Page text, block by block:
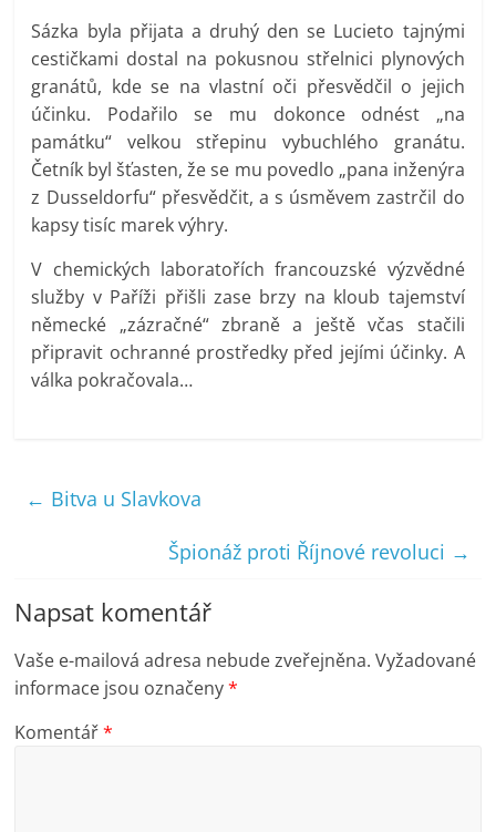
Sázka byla přijata a druhý den se Lucieto tajnými
cestičkami dostal na pokusnou střelnici plynových
granátů, kde se na vlastní oči přesvědčil o jejich
účinku. Podařilo se mu dokonce odnést „na
památku“ velkou střepinu vybuchlého granátu.
Četník byl šťasten, že se mu povedlo „pana inženýra
z Dusseldorfu“ přesvědčit, a s úsměvem zastrčil do
kapsy tisíc marek výhry.
V chemických laboratořích francouzské výzvědné
služby v Paříži přišli zase brzy na kloub tajemství
německé „zázračné“ zbraně a ještě včas stačili
připravit ochranné prostředky před jejími účinky. A
válka pokračovala…
← Bitva u Slavkova
Špionáž proti Říjnové revoluci →
Napsat komentář
Vaše e-mailová adresa nebude zveřejněna. Vyžadované
informace jsou označeny*
Komentář*